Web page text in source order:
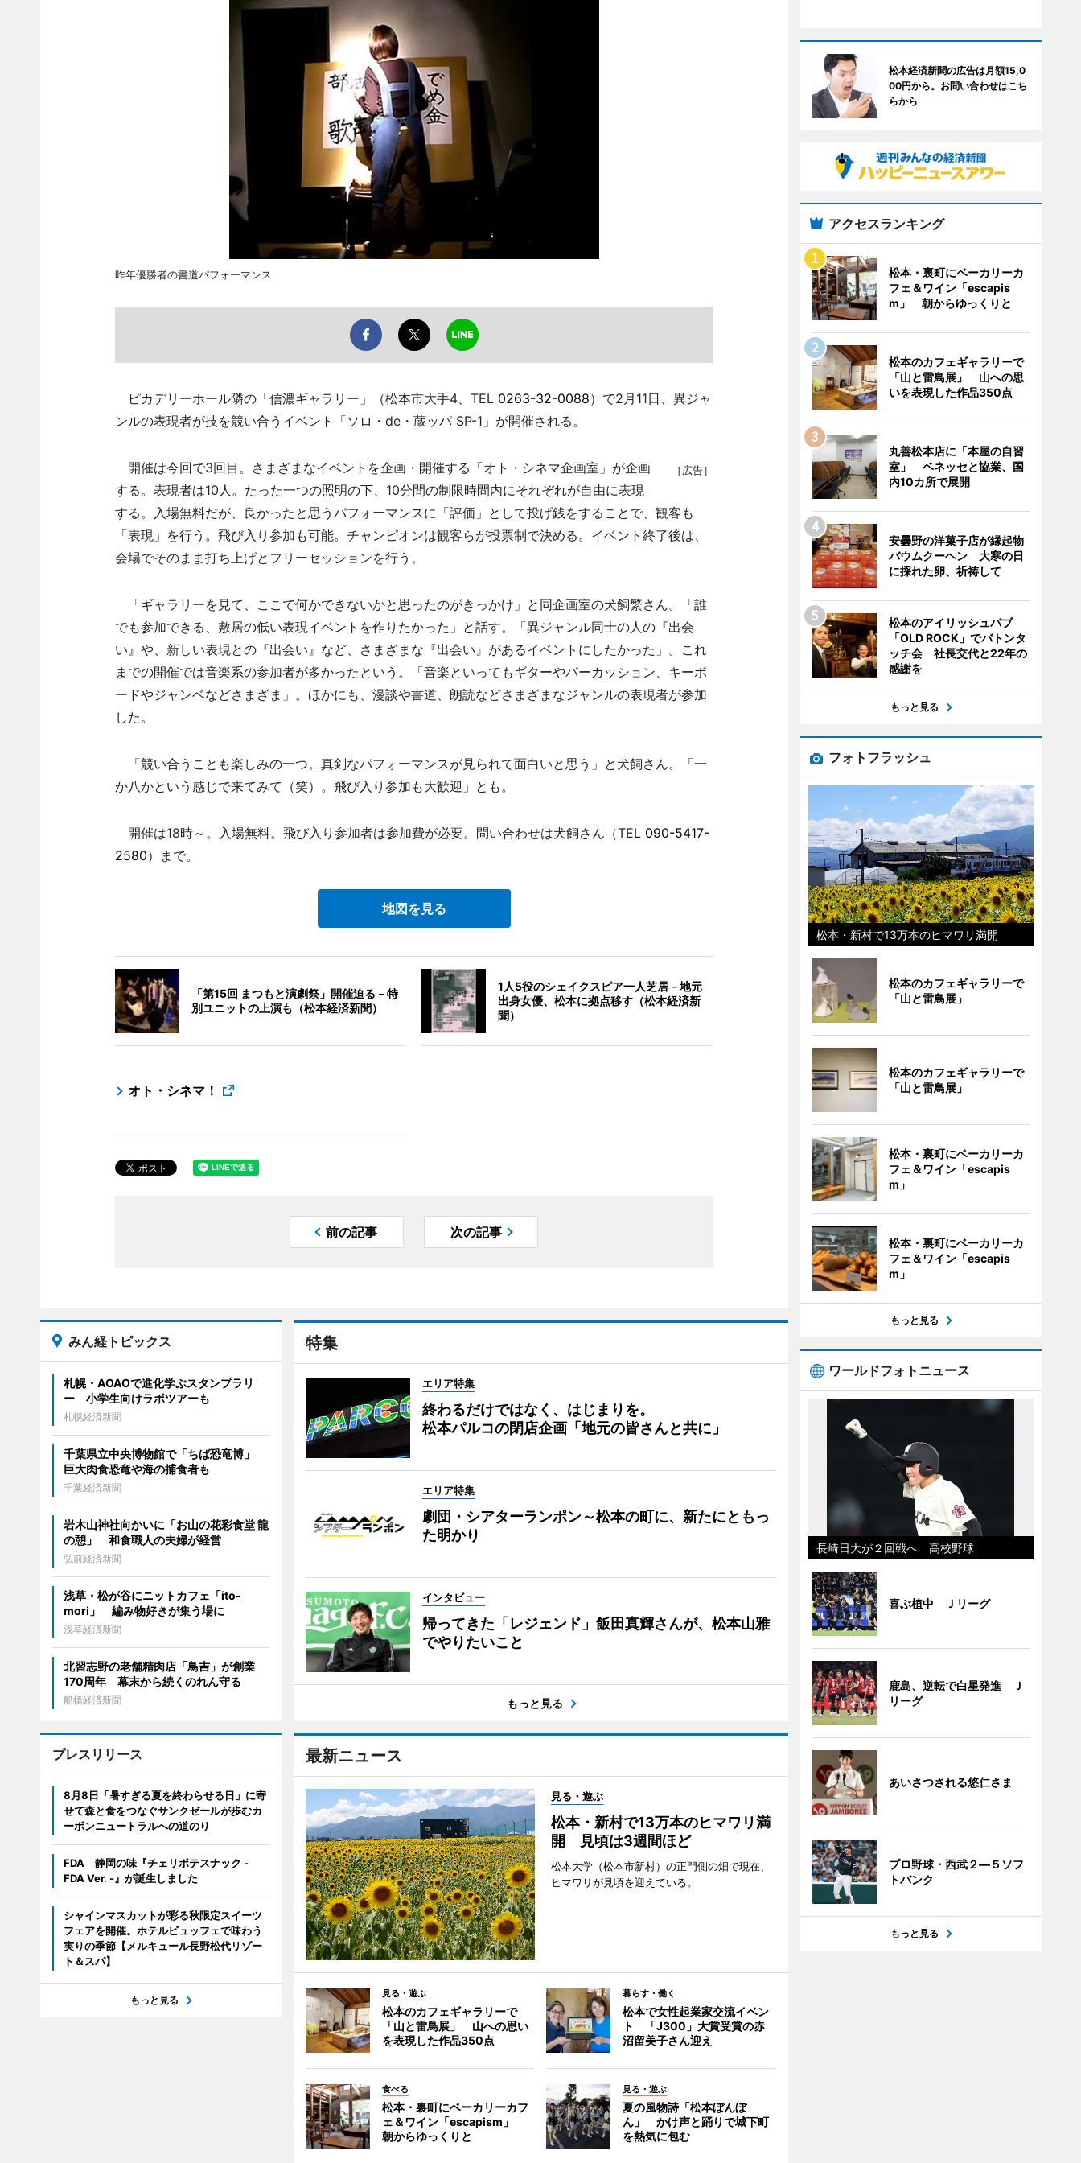
昨年優勝者の書道パフォーマンス
ピカデリーホール隣の「信濃ギャラリー」（松本市大手4、TEL 0263-32-0088）で2月11日、異ジャ
ンルの表現者が技を競い合うイベント「ソロ・de・蔵ッパ SP-1」が開催される。
［広告］
開催は今回で3回目。さまざまなイベントを企画・開催する「オト・シネマ企画室」が企画
する。表現者は10人。たった一つの照明の下、10分間の制限時間内にそれぞれが自由に表現
する。入場無料だが、良かったと思うパフォーマンスに「評価」として投げ銭をすることで、観客も
「表現」を行う。飛び入り参加も可能。チャンピオンは観客らが投票制で決める。イベント終了後は、
会場でそのまま打ち上げとフリーセッションを行う。
「ギャラリーを見て、ここで何かできないかと思ったのがきっかけ」と同企画室の犬飼繁さん。「誰
でも参加できる、敷居の低い表現イベントを作りたかった」と話す。「異ジャンル同士の人の『出会
い』や、新しい表現との『出会い』など、さまざまな『出会い』があるイベントにしたかった」。これ
までの開催では音楽系の参加者が多かったという。「音楽といってもギターやパーカッション、キーボ
ードやジャンベなどさまざま」。ほかにも、漫談や書道、朗読などさまざまなジャンルの表現者が参加
した。
「競い合うことも楽しみの一つ。真剣なパフォーマンスが見られて面白いと思う」と犬飼さん。「一
か八かという感じで来てみて（笑）。飛び入り参加も大歓迎」とも。
開催は18時～。入場無料。飛び入り参加者は参加費が必要。問い合わせは犬飼さん（TEL 090-5417-
2580）まで。
地図を見る
「第15回 まつもと演劇祭」開催迫る－特
別ユニットの上演も（松本経済新聞）
1人5役のシェイクスピア一人芝居－地元
出身女優、松本に拠点移す（松本経済新
聞）
オト・シネマ！
前の記事 次の記事
特集
エリア特集
終わるだけではなく、はじまりを。
松本パルコの閉店企画「地元の皆さんと共に」
エリア特集
劇団・シアターランポン～松本の町に、新たにともっ
た明かり
インタビュー
帰ってきた「レジェンド」飯田真輝さんが、松本山雅
でやりたいこと
もっと見る
最新ニュース
見る・遊ぶ
松本・新村で13万本のヒマワリ満
開 見頃は3週間ほど
松本大学（松本市新村）の正門側の畑で現在、
ヒマワリが見頃を迎えている。
見る・遊ぶ
松本のカフェギャラリーで
「山と雷鳥展」 山への思い
を表現した作品350点
暮らす・働く
松本で女性起業家交流イベン
ト 「J300」大賞受賞の赤
沼留美子さん迎え
食べる
松本・裏町にベーカリーカフ
ェ＆ワイン「escapism」
朝からゆっくりと
見る・遊ぶ
夏の風物詩「松本ぼんぼ
ん」 かけ声と踊りで城下町
を熱気に包む
みん経トピックス
札幌・AOAOで進化学ぶスタンプラリ
ー 小学生向けラボツアーも
札幌経済新聞
千葉県立中央博物館で「ちば恐竜博」
巨大肉食恐竜や海の捕食者も
千葉経済新聞
岩木山神社向かいに「お山の花彩食堂 龍
の憩」 和食職人の夫婦が経営
弘前経済新聞
浅草・松が谷にニットカフェ「ito-
mori」 編み物好きが集う場に
浅草経済新聞
北習志野の老舗精肉店「鳥吉」が創業
170周年 幕末から続くのれん守る
船橋経済新聞
プレスリリース
8月8日「暑すぎる夏を終わらせる日」に寄
せて森と食をつなぐサンクゼールが歩むカ
ーボンニュートラルへの道のり
FDA 静岡の味『チェリポテスナック -
FDA Ver. -』が誕生しました
シャインマスカットが彩る秋限定スイーツ
フェアを開催。ホテルビュッフェで味わう
実りの季節【メルキュール長野松代リゾー
ト＆スパ】
もっと見る
松本経済新聞の広告は月額15,0
00円から。お問い合わせはこち
らから
アクセスランキング
松本・裏町にベーカリーカ
フェ＆ワイン「escapis
m」 朝からゆっくりと
松本のカフェギャラリーで
「山と雷鳥展」 山への思
いを表現した作品350点
丸善松本店に「本屋の自習
室」 ベネッセと協業、国
内10カ所で展開
安曇野の洋菓子店が縁起物
バウムクーヘン 大寒の日
に採れた卵、祈祷して
松本のアイリッシュパブ
「OLD ROCK」でバトンタ
ッチ会 社長交代と22年の
感謝を
もっと見る
フォトフラッシュ
松本・新村で13万本のヒマワリ満開
松本のカフェギャラリーで
「山と雷鳥展」
松本のカフェギャラリーで
「山と雷鳥展」
松本・裏町にベーカリーカ
フェ＆ワイン「escapis
m」
松本・裏町にベーカリーカ
フェ＆ワイン「escapis
m」
もっと見る
ワールドフォトニュース
長崎日大が２回戦へ 高校野球
喜ぶ植中 Ｊリーグ
鹿島、逆転で白星発進 Ｊ
リーグ
あいさつされる悠仁さま
プロ野球・西武２―５ソフ
トバンク
もっと見る